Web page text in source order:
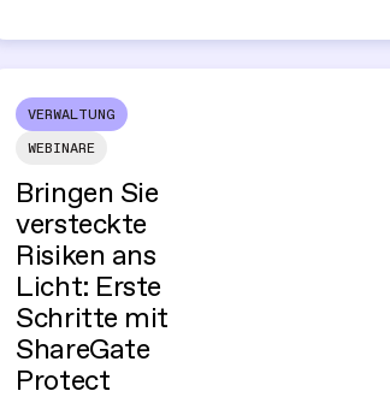
VERWALTUNG
WEBINARE
Bringen Sie
versteckte
Risiken ans
Licht: Erste
Schritte mit
ShareGate
Protect